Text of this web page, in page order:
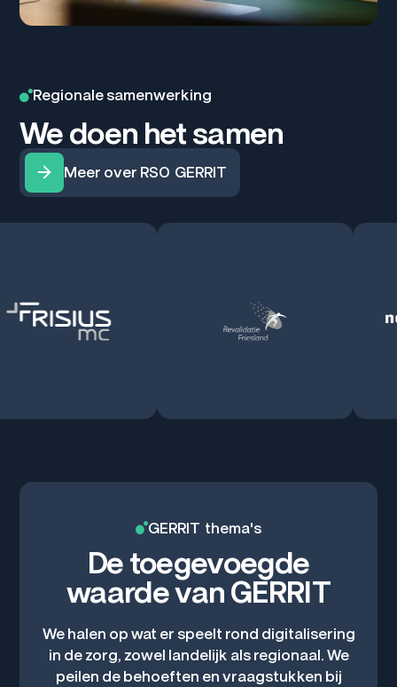
Regionale samenwerking
We doen het samen
Meer over RSO GERRIT
GERRIT thema's
De toegevoegde
waarde van GERRIT
We halen op wat er speelt rond digitalisering
in de zorg, zowel landelijk als regionaal. We
peilen de behoeften en vraagstukken bij